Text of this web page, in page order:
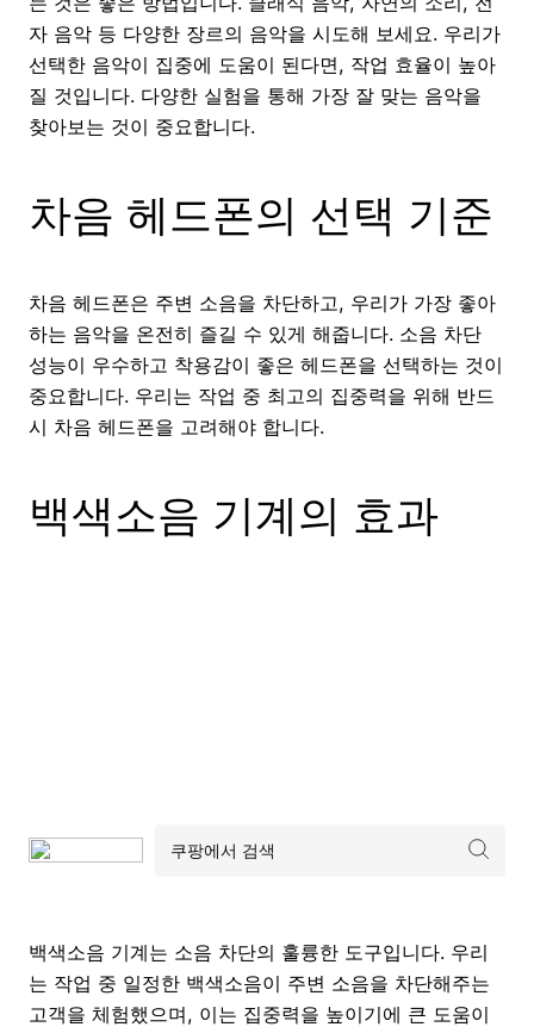
자 음악 등 다양한 장르의 음악을 시도해 보세요. 우리가
선택한 음악이 집중에 도움이 된다면, 작업 효율이 높아
질 것입니다. 다양한 실험을 통해 가장 잘 맞는 음악을
찾아보는 것이 중요합니다.
차음 헤드폰의 선택 기준
차음 헤드폰은 주변 소음을 차단하고, 우리가 가장 좋아
하는 음악을 온전히 즐길 수 있게 해줍니다. 소음 차단
성능이 우수하고 착용감이 좋은 헤드폰을 선택하는 것이
중요합니다. 우리는 작업 중 최고의 집중력을 위해 반드
시 차음 헤드폰을 고려해야 합니다.
백색소음 기계의 효과
백색소음 기계는 소음 차단의 훌륭한 도구입니다. 우리
는 작업 중 일정한 백색소음이 주변 소음을 차단해주는
고객을 체험했으며, 이는 집중력을 높이기에 큰 도움이